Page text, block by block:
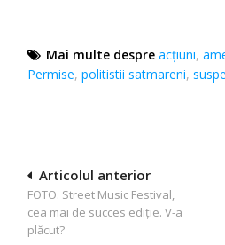
Mai multe despre acţiuni,
Permise,politistii satmareni,
Navigare
în
articole
Articolul anterior
FOTO. Street Music Festival,
cea mai de succes ediție. V-a
plăcut?